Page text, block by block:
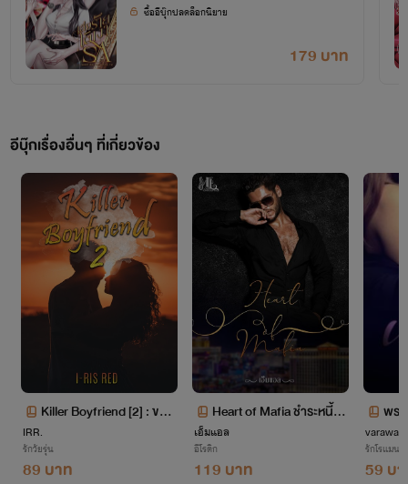
เฟสบุ๊ค : ผลเชอรี่ / ดมิษา
179 บาท
ซื้ออีบุ๊กปลดล็อกนิยาย
อีบุ๊กเรื่องอื่นๆ ที่เกี่ยวข้อง
Killer Boyfriend [2] : ขอโ
ทษที! แฟนฉันเป็นนักฆ่า
IRR.
รักวัยรุ่น
89 บาท
Heart of Mafia ชำระหนี้มา
เฟียเถื่อน
เอ็มแอล
อีโรติก
119 บาท
พร
รักโรแมนติ
59 บ